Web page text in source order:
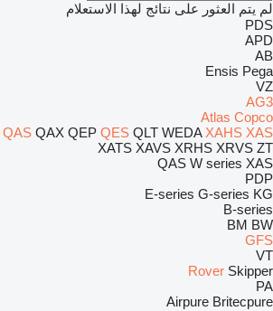
لم يتم العثور على نتائج لهذا الاستعلام
PDS
APD
AB
Ensis Pega
VZ
AG3
Atlas Copco
QAS QAX QEP QES QLT WEDA XAHS XAS
XATS XAVS XRHS XRVS ZT
QAS W series XAS
PDP
E-series G-series KG
B-series
BM BW
GFS
VT
Rover Skipper
PA
Airpure Britecpure